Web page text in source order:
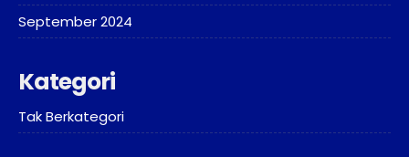
September 2024
Kategori
Tak Berkategori